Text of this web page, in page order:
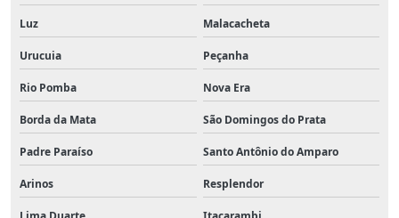
Luz Malacacheta
Urucuia Peçanha
Rio Pomba Nova Era
Borda da Mata São Domingos do Prata
Padre Paraíso Santo Antônio do Amparo
Arinos Resplendor